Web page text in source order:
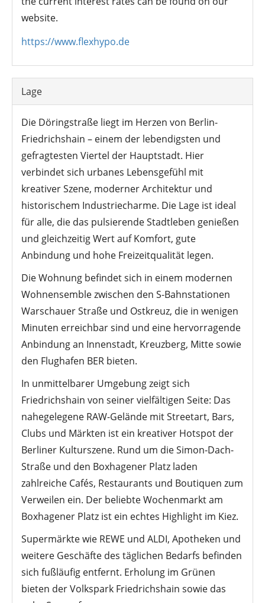
website.
https://www.flexhypo.de
Lage
Die Döringstraße liegt im Herzen von Berlin-
Friedrichshain – einem der lebendigsten und
gefragtesten Viertel der Hauptstadt. Hier
verbindet sich urbanes Lebensgefühl mit
kreativer Szene, moderner Architektur und
historischem Industriecharme. Die Lage ist ideal
für alle, die das pulsierende Stadtleben genießen
und gleichzeitig Wert auf Komfort, gute
Anbindung und hohe Freizeitqualität legen.
Die Wohnung befindet sich in einem modernen
Wohnensemble zwischen den S-Bahnstationen
Warschauer Straße und Ostkreuz, die in wenigen
Minuten erreichbar sind und eine hervorragende
Anbindung an Innenstadt, Kreuzberg, Mitte sowie
den Flughafen BER bieten.
In unmittelbarer Umgebung zeigt sich
Friedrichshain von seiner vielfältigen Seite: Das
nahegelegene RAW-Gelände mit Streetart, Bars,
Clubs und Märkten ist ein kreativer Hotspot der
Berliner Kulturszene. Rund um die Simon-Dach-
Straße und den Boxhagener Platz laden
zahlreiche Cafés, Restaurants und Boutiquen zum
Verweilen ein. Der beliebte Wochenmarkt am
Boxhagener Platz ist ein echtes Highlight im Kiez.
Supermärkte wie REWE und ALDI, Apotheken und
weitere Geschäfte des täglichen Bedarfs befinden
sich fußläufig entfernt. Erholung im Grünen
bieten der Volkspark Friedrichshain sowie das